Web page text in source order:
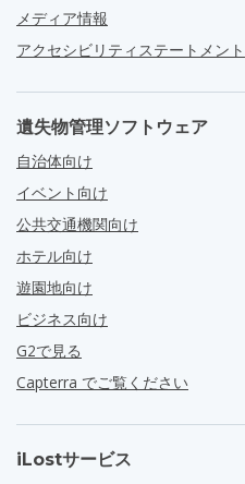
メディア情報
アクセシビリティステートメント
遺失物管理ソフトウェア
自治体向け
イベント向け
公共交通機関向け
ホテル向け
遊園地向け
ビジネス向け
G2で見る
Capterra でご覧ください
iLostサービス